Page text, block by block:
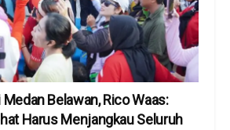
Medan Belawan, Rico Waas:
Harus Menjangkau Seluruh